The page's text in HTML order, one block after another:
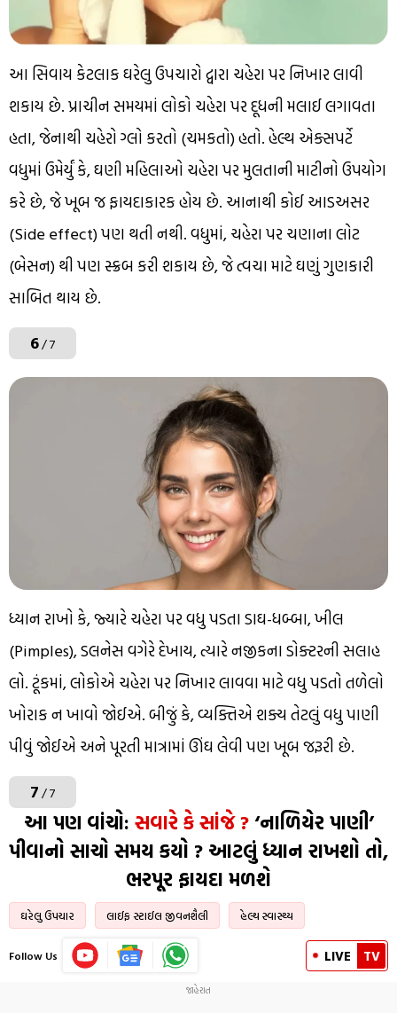
આ સિવાય કેટલાક ઘરેલુ ઉપચારો દ્વારા ચહેરા પર નિખાર લાવી
શકાય છે. પ્રાચીન સમયમાં લોકો ચહેરા પર દૂધની મલાઈ લગાવતા
હતા, જેનાથી ચહેરો ગ્લો કરતો (ચમકતો) હતો. હેલ્થ એક્સપર્ટે
વધુમાં ઉમેર્યું કે, ઘણી મહિલાઓ ચહેરા પર મુલતાની માટીનો ઉપયોગ
કરે છે, જે ખૂબ જ ફાયદાકારક હોય છે. આનાથી કોઈ આડઅસર
(Side effect) પણ થતી નથી. વધુમાં, ચહેરા પર ચણાના લોટ
(બેસન) થી પણ સ્ક્રબ કરી શકાય છે, જે ત્વચા માટે ઘણું ગુણકારી
સાબિત થાય છે.
6/ 7
ધ્યાન રાખો કે, જ્યારે ચહેરા પર વધુ પડતા ડાઘ-ધબ્બા, ખીલ
(Pimples), ડલનેસ વગેરે દેખાય, ત્યારે નજીકના ડોક્ટરની સલાહ
લો. ટૂંકમાં, લોકોએ ચહેરા પર નિખાર લાવવા માટે વધુ પડતો તળેલો
ખોરાક ન ખાવો જોઈએ. બીજું કે, વ્યક્તિએ શક્ય તેટલું વધુ પાણી
પીવું જોઈએ અને પૂરતી માત્રામાં ઊંઘ લેવી પણ ખૂબ જરૂરી છે.
7/ 7
આ પણ વાંચો: સવારે કે સાંજે ?‘નાળિયેર પાણી’
પીવાનો સાચો સમય કયો ? આટલું ધ્યાન રાખશો તો,
ભરપૂર ફાયદા મળશે
ઘરેલુ ઉપચાર લાઈફ સ્ટાઈલ જીવનશૈલી હેલ્થ સ્વાસ્થ્ય
Follow Us LIVE TV